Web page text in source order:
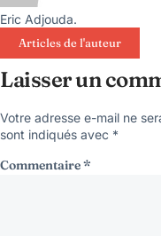
Eric Adjouda.
Articles de l'auteur
Laisser un
Votre adresse e-mail ne
sont indiqués avec *
Commentaire*